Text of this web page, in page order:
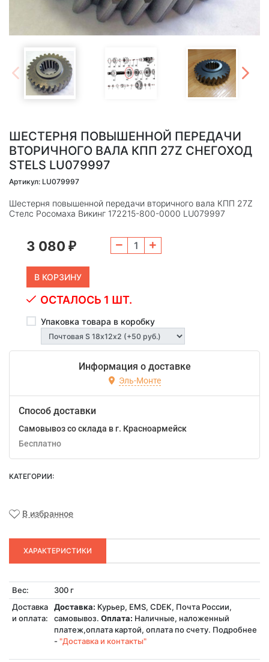
ШЕСТЕРНЯ ПОВЫШЕННОЙ ПЕРЕДАЧИ
ВТОРИЧНОГО ВАЛА КПП 27Z СНЕГОХОД
STELS LU079997
Артикул: LU079997
Шестерня повышенной передачи вторичного вала КПП 27Z
Стелс Росомаха Викинг 172215-800-0000 LU079997
3 080 ₽
ОСТАЛОСЬ 1 ШТ.
Упаковка товара в коробку
Информация о доставке
Эль-Монте
Способ доставки
Самовывоз со склада в г. Красноармейск
Бесплатно
КАТЕГОРИИ:
В избранное
ХАРАКТЕРИСТИКИ
Вес:
300 г
Доставка
и оплата:
Доставка: Курьер, EMS, CDEK, Почта России,
самовывоз. Оплата: Наличные, наложенный
платеж,оплата картой, оплата по счету. Подробнее
- "Доставка и контакты"